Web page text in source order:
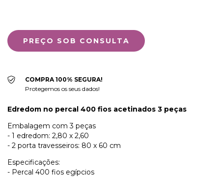
COMPRA 100% SEGURA!
Protegemos os seus dados!
Edredom no percal 400 fios acetinados 3 peças
Embalagem com 3 peças
- 1 edredom: 2,80 x 2,60
- 2 porta travesseiros: 80 x 60 cm
Especificações:
- Percal 400 fios egípcios